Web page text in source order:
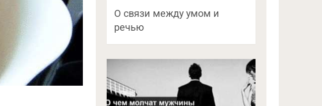
О связи между умом и
речью